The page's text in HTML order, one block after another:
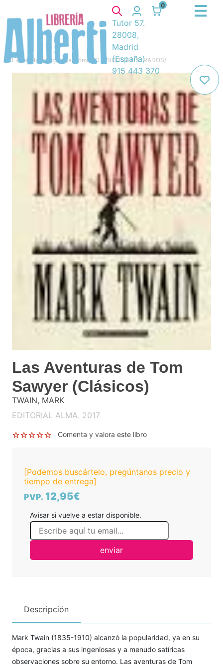
0
Tutor 57.
28008,
Madrid
(España)
915 443 370
Libros Novela gráfica, cómic CLÁSICOS ILUSTRADOS/
Las Aventuras de Tom
Sawyer (Clásicos)
TWAIN, MARK
EDITORIAL ALMA. 2017
Comenta y valora este libro
[Podemos buscártelo, pregúntanos precio y
tiempo de entrega]
PVP. 12,95€
Avisar si vuelve a estar disponible.
enviar
Descripción
Mark Twain (1835-1910) alcanzó la popularidad, ya en su
época, gracias a sus ingeniosas y a menudo satíricas
observaciones sobre su entorno. Las aventuras de Tom